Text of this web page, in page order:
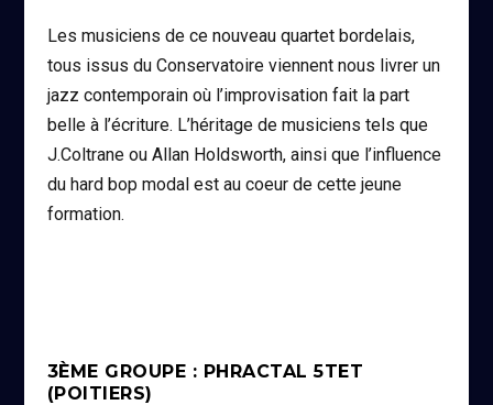
Les musiciens de ce nouveau quartet bordelais,
tous issus du Conservatoire viennent nous livrer un
jazz contemporain où l’improvisation fait la part
belle à l’écriture. L’héritage de musiciens tels que
J.Coltrane ou Allan Holdsworth, ainsi que l’influence
du hard bop modal est au coeur de cette jeune
formation.
3ÈME GROUPE : PHRACTAL 5TET
(POITIERS)